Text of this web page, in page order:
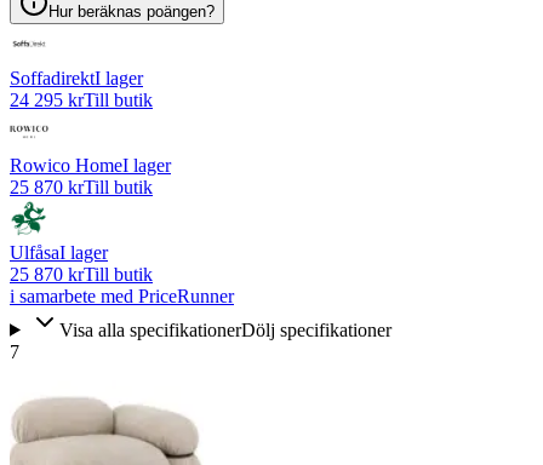
Hur beräknas poängen?
SoffadirektI lager
24 295 krTill butik
Rowico HomeI lager
25 870 krTill butik
UlfåsaI lager
25 870 krTill butik
i samarbete med PriceRunner
Visa alla specifikationerDölj specifikationer
7